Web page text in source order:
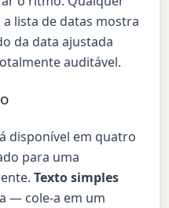
lista de datas mostra
da data ajustada
auditável.
disponível em quatro
para uma
Texto simples
— cole-a em um